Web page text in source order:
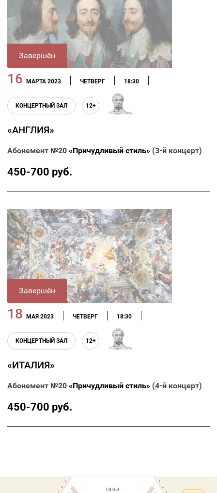
Завершён
16 МАРТА 2023 ЧЕТВЕРГ 18:30
КОНЦЕРТНЫЙ ЗАЛ 12+
«АНГЛИЯ»
Абонемент №20 «Причудливый стиль» (3-й концерт)
450-700 руб.
Завершён
18 МАЯ 2023 ЧЕТВЕРГ 18:30
КОНЦЕРТНЫЙ ЗАЛ 12+
«ИТАЛИЯ»
Абонемент №20 «Причудливый стиль» (4-й концерт)
450-700 руб.